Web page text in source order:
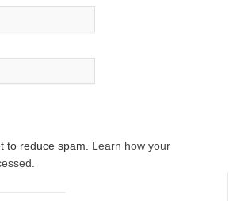
to reduce spam. Learn how your